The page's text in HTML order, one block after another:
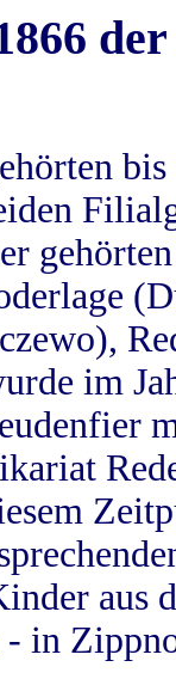
im
aus
in